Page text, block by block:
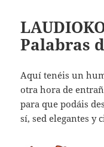
Palabras
Aquí tenéis un
otra hora de
para que podáis
sí, sed elegantes y